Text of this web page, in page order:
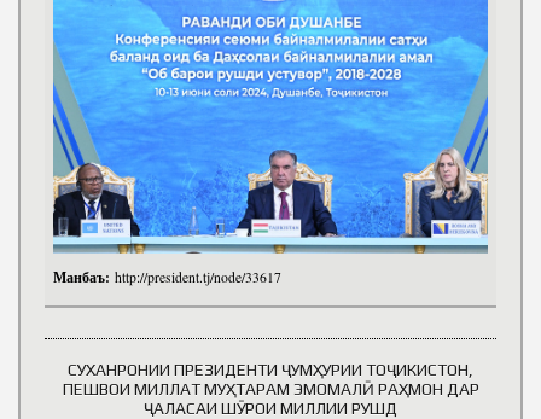
Манбаъ: http://president.tj/node/33617
СУХАНРОНИИ ПРЕЗИДЕНТИ ҶУМҲУРИИ ТОҶИКИСТОН,
ПЕШВОИ МИЛЛАТ МУҲТАРАМ ЭМОМАЛӢ РАҲМОН ДАР
ҶАЛАСАИ ШӮРОИ МИЛЛИИ РУШД